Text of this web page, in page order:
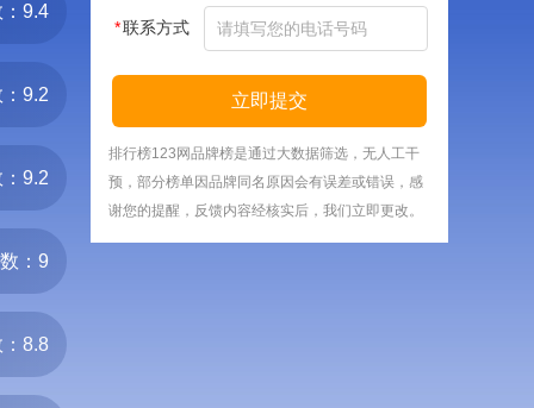
9.4
9.2
9.2
：9
8.8
*联系方式
立即提交
排行榜123网品牌榜是通过大数据筛选，无人工干
预，部分榜单因品牌同名原因会有误差或错误，感
谢您的提醒，反馈内容经核实后，我们立即更改。